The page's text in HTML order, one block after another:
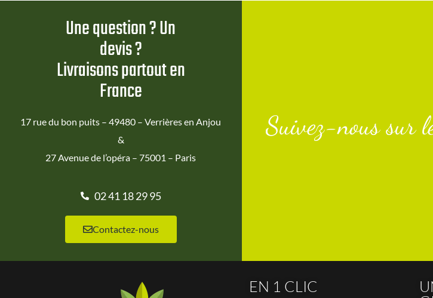
Une question ? Un
devis ?
Livraisons partout en
France
17 rue du bon puits – 49480 – Verrières en Anjou
&
27 Avenue de l’opéra – 75001 – Paris
02 41 18 29 95
Contactez-nous
Suivez-nous sur
EN 1 CLIC